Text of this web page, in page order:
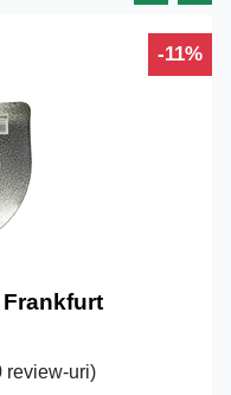
-11%
review-uri)